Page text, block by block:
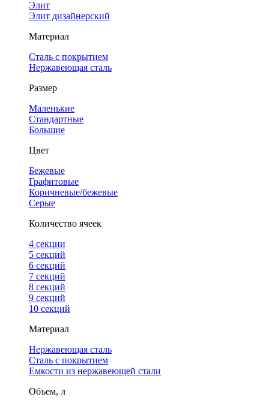
Элит
Элит дизайнерский
Материал
Сталь с покрытием
Нержавеющая сталь
Размер
Маленькие
Стандартные
Большие
Цвет
Бежевые
Графитовые
Коричневые/бежевые
Серые
Количество ячеек
4 cекции
5 секций
6 секций
7 секций
8 секций
9 секций
10 секций
Материал
Нержавеющая сталь
Сталь с покрытием
Емкости из нержавеющей стали
Объем, л